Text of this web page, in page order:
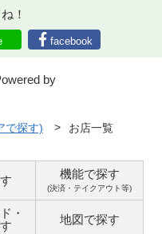
！
facebook
by
で探す) お店一覧
機能で探す
(決済・テイクアウト等)
・
地図で探す